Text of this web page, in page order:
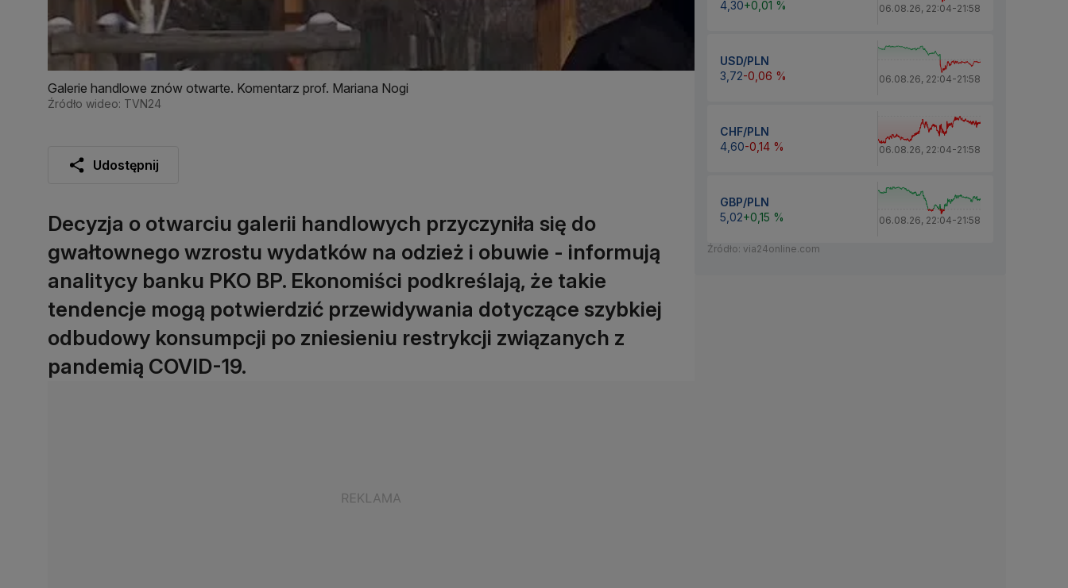
Galerie handlowe znów otwarte. Komentarz prof. Mariana Nogi
Źródło wideo: TVN24
Udostępnij
Decyzja o otwarciu galerii handlowych przyczyniła się do
gwałtownego wzrostu wydatków na odzież i obuwie - informują
analitycy banku PKO BP. Ekonomiści podkreślają, że takie
tendencje mogą potwierdzić przewidywania dotyczące szybkiej
odbudowy konsumpcji po zniesieniu restrykcji związanych z
pandemią COVID-19.
4,30+0,01 % 06.08.26, 22:04-21:58
USD/PLN
3,72-0,06 % 06.08.26, 22:04-21:58
CHF/PLN
4,60-0,14 % 06.08.26, 22:04-21:58
GBP/PLN
5,02+0,15 % 06.08.26, 22:04-21:58
Źródło: via24online.com